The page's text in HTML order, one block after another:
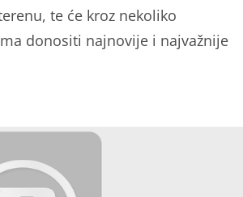
te će kroz nekoliko
donositi najnovije i najvažnije